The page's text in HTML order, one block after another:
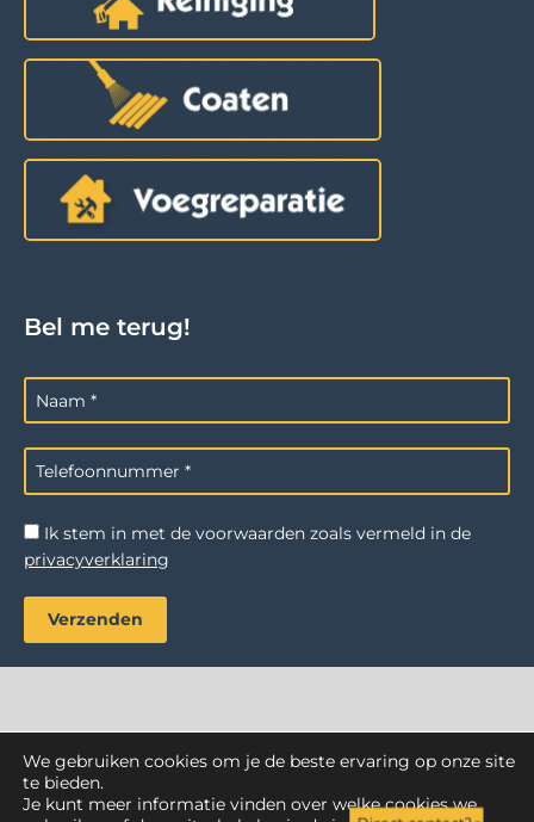
Bel me terug!
Ik stem in met de voorwaarden zoals vermeld in de
privacyverklaring
AZ Reiniging. Alle rechten voorbehouden.
Webdesign Vanoo Media Privacyverklaring Sitemap
We gebruiken cookies om je de beste ervaring op onze site
te bieden.
Je kunt meer informatie vinden over welke cookies we